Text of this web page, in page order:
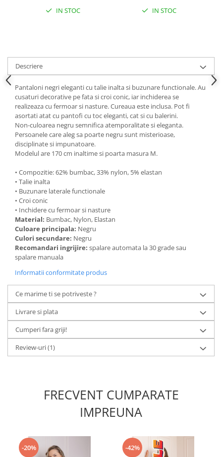
IN STOC IN STOC
Descriere
Pantaloni negri eleganti cu talie inalta si buzunare functionale. Au
cusaturi decorative pe fata si croi conic, iar inchiderea se
realizeaza cu fermoar si nasture. Cureaua este inclusa. Pot fi
asortati atat cu pantofi cu toc eleganti, cat si cu balerini.
Non-culoarea negru semnifica atemporalitate si eleganta.
Persoanele care aleg sa poarte negru sunt misterioase,
disciplinate si impunatoare.
Modelul are 170 cm inaltime si poarta masura M.
• Compozitie: 62% bumbac, 33% nylon, 5% elastan
• Talie inalta
• Buzunare laterale functionale
• Croi conic
• Inchidere cu fermoar si nasture
Material: Bumbac, Nylon, Elastan
Culoare principala: Negru
Culori secundare: Negru
Recomandari ingrijire: spalare automata la 30 grade sau
spalare manuala
Informatii conformitate produs
Ce marime ti se potriveste ?
Livrare si plata
Cumperi fara griji!
Review-uri(1)
FRECVENT CUMPARATE
IMPREUNA
-20% -42%